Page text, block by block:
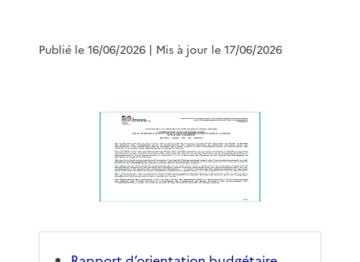
Publié le 16/06/2026 | Mis à jour le 17/06/2026